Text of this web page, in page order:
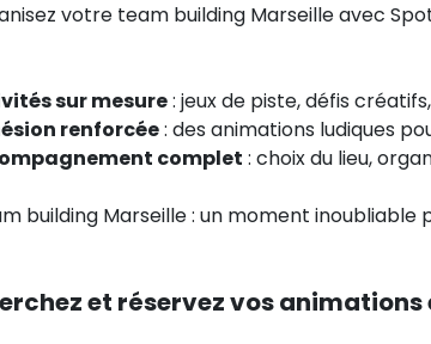
votre team building Marseille avec
sur mesure: jeux de piste, défis
renforcée: des animations ludiques
complet : choix du lieu,
building Marseille : un moment
et réservez vos